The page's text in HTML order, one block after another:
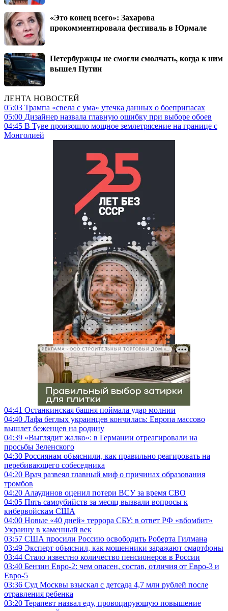
«Это конец всего»: Захарова
прокомментировала фестиваль в Юрмале
Петербуржцы не смогли смолчать, когда к ним
вышел Путин
ЛЕНТА НОВОСТЕЙ
05:03 Трампа «свела с ума» утечка данных о боеприпасах
05:00 Дизайнер назвала главную ошибку при выборе обоев
04:45 В Туве произошло мощное землетрясение на границе с
Монголией
РЕКЛАМА • ООО СТРОИТЕЛЬНЫЙ ТОРГОВЫЙ ДОМ «ПЕТРОВИЧ», ИНН 7802348846
04:41 Останкинская башня поймала удар молнии
04:40 Лафа беглых украинцев кончилась: Европа массово
вышлет беженцев на родину
04:39 «Выглядит жалко»: в Германии отреагировали на
просьбы Зеленского
04:30 Россиянам объяснили, как правильно реагировать на
перебивающего собеседника
04:20 Врач развеял главный миф о причинах образования
тромбов
04:20 Алаудинов оценил потери ВСУ за время СВО
04:05 Пять самоубийств за месяц вызвали вопросы к
кибервойскам США
04:00 Новые «40 дней» террора СБУ: в ответ РФ «вбомбит»
Украину в каменный век
03:57 США просили Россию освободить Роберта Гилмана
03:49 Эксперт объяснил, как мошенники заражают смартфоны
03:44 Стало известно количество пенсионеров в России
03:40 Бензин Евро-2: чем опасен, состав, отличия от Евро-3 и
Евро-5
03:36 Суд Москвы взыскал с детсада 4,7 млн рублей после
отравления ребенка
03:20 Терапевт назвал еду, провоцирующую повышение